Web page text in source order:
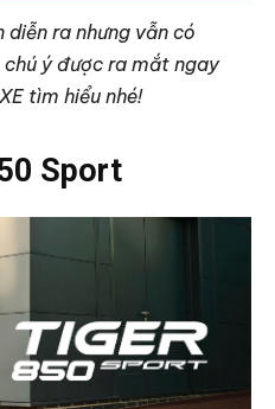
ra nhưng vẫn có
ý được ra mắt ngay
tìm hiểu nhé!
Sport